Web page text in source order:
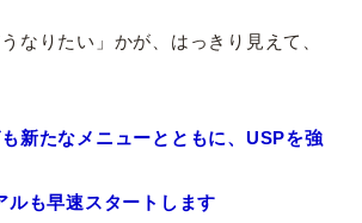
なりたい」かが、はっきり見えて、
新たなメニューとともに、USPを強
ルも早速スタートします